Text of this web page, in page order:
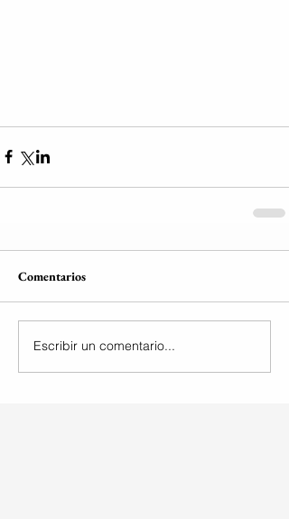
Comentarios
Escribir un comentario...